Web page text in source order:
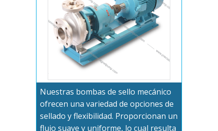
Nuestras bombas de sello mecánico
ofrecen una variedad de opciones de
sellado y flexibilidad. Proporcionan un
flujo suave y uniforme, lo cual resulta